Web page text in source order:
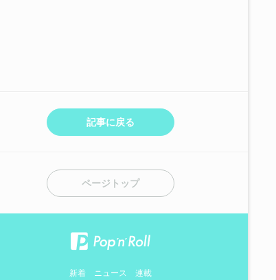
記事に戻る
ページトップ
新着 ニュース 連載